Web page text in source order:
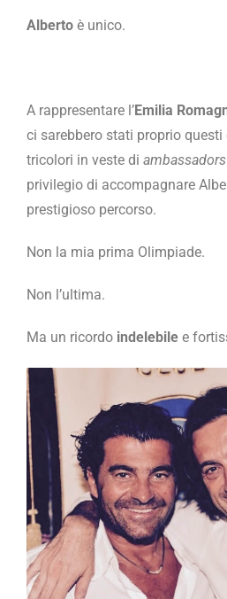
Alberto è unico.
A rappresentare l’Emilia
ci sarebbero stati proprio
tricolori in veste di ambassadors
privilegio di accompagnare
prestigioso percorso.
Non la mia prima Olimpiade.
Non l’ultima.
Ma un ricordo indelebile e